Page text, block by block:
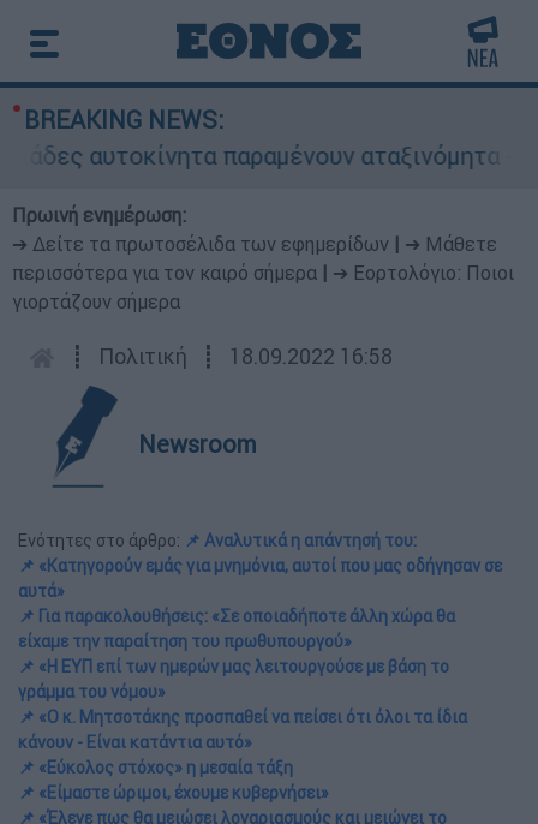
BREAKING NEWS:
παραμένουν αταξινόμητα - Λύση
Πρωινή ενημέρωση:
➔ Δείτε τα πρωτοσέλιδα των εφημερίδων
➔ Μάθετε
περισσότερα για τον καιρό σήμερα
➔ Εορτολόγιο: Ποιοι
γιορτάζουν σήμερα
┋ Πολιτική ┋ 18.09.2022 16:58
Newsroom
Ενότητες στο άρθρο: 📌 Αναλυτικά η απάντησή του:
📌 «Κατηγορούν εμάς για μνημόνια, αυτοί που μας οδήγησαν σε
αυτά»
📌 Για παρακολουθήσεις: «Σε οποιαδήποτε άλλη χώρα θα
είχαμε την παραίτηση του πρωθυπουργού»
📌 «Η ΕΥΠ επί των ημερών μας λειτουργούσε με βάση το
γράμμα του νόμου»
📌 «Ο κ. Μητσοτάκης προσπαθεί να πείσει ότι όλοι τα ίδια
κάνουν - Είναι κατάντια αυτό»
📌 «Εύκολος στόχος» η μεσαία τάξη
📌 «Είμαστε ώριμοι, έχουμε κυβερνήσει»
📌 «Έλεγε πως θα μειώσει λογαριασμούς και μειώνει το